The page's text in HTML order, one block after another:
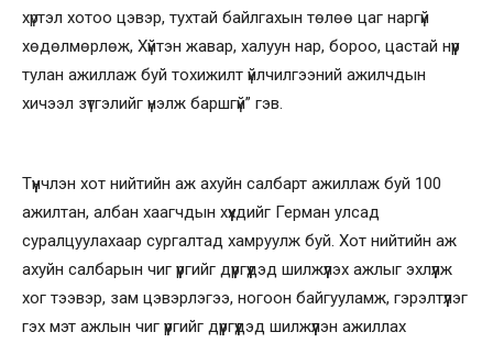
хүртэл хотоо цэвэр, тухтай байлгахын төлөө цаг наргүй
хөдөлмөрлөж, Хүйтэн жавар, халуун нар, бороо, цастай нүүр
тулан ажиллаж буй тохижилт үйлчилгээний ажилчдын
хичээл зүтгэлийг үнэлж баршгүй” гэв.
Түүнчлэн хот нийтийн аж ахуйн салбарт ажиллаж буй 100
ажилтан, албан хаагчдын хүүхдийг Герман улсад
суралцуулахаар сургалтад хамруулж буй. Хот нийтийн аж
ахуйн салбарын чиг үүргийг дүүргүүдэд шилжүүлэх ажлыг эхлүүлж
хог тээвэр, зам цэвэрлэгээ, ногоон байгууламж, гэрэлтүүлэг
гэх мэт ажлын чиг үүргийг дүүргүүдэд шилжүүлэн ажиллах